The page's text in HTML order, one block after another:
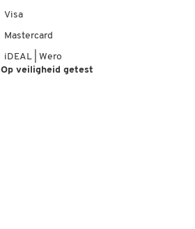
Visa
Mastercard
iDEAL | Wero
Op veiligheid getest